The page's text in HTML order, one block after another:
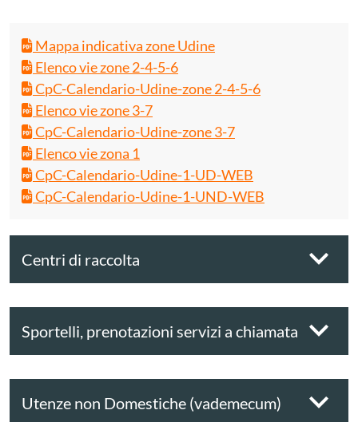
Mappa indicativa zone Udine
Elenco vie zone 2-4-5-6
CpC-Calendario-Udine-zone 2-4-5-6
Elenco vie zone 3-7
CpC-Calendario-Udine-zone 3-7
Elenco vie zona 1
CpC-Calendario-Udine-1-UD-WEB
CpC-Calendario-Udine-1-UND-WEB
Centri di raccolta
Sportelli, prenotazioni servizi a chiamata
Utenze non Domestiche (vademecum)